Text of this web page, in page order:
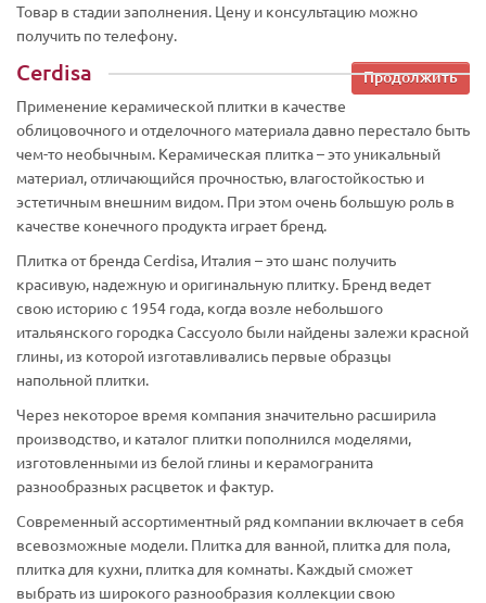
Товар в стадии заполнения. Цену и консультацию можно
получить по телефону.
Продолжить
Cerdisa
Применение керамической плитки в качестве
облицовочного и отделочного материала давно перестало быть
чем-то необычным. Керамическая плитка – это уникальный
материал, отличающийся прочностью, влагостойкостью и
эстетичным внешним видом. При этом очень большую роль в
качестве конечного продукта играет бренд.
Плитка от бренда Cerdisa, Италия – это шанс получить
красивую, надежную и оригинальную плитку. Бренд ведет
свою историю с 1954 года, когда возле небольшого
итальянского городка Сассуоло были найдены залежи красной
глины, из которой изготавливались первые образцы
напольной плитки.
Через некоторое время компания значительно расширила
производство, и каталог плитки пополнился моделями,
изготовленными из белой глины и керамогранита
разнообразных расцветок и фактур.
Современный ассортиментный ряд компании включает в себя
всевозможные модели. Плитка для ванной, плитка для пола,
плитка для кухни, плитка для комнаты. Каждый сможет
выбрать из широкого разнообразия коллекции свою